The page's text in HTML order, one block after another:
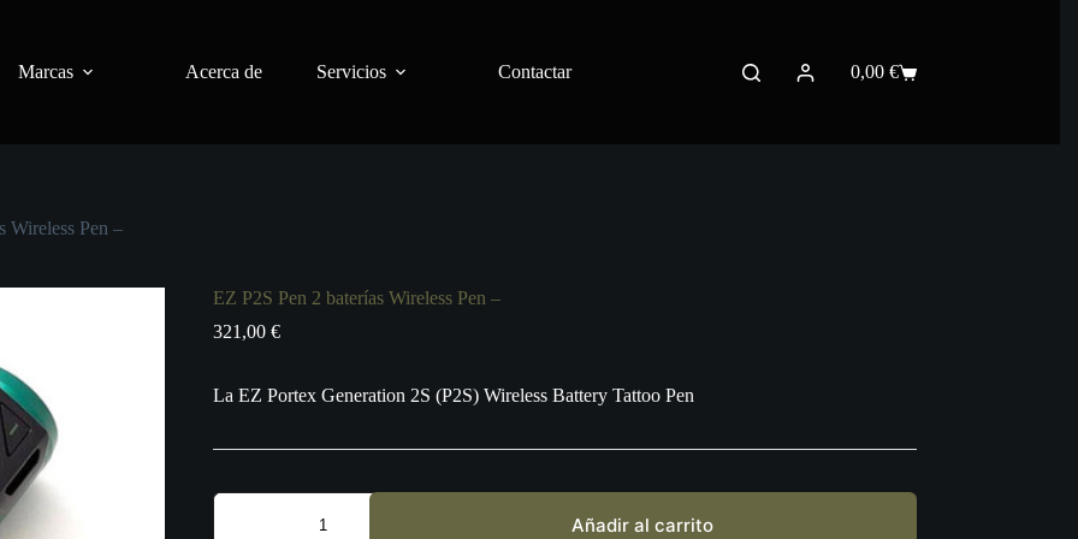
Marcas Acerca de Servicios Contactar
Carro
0,00 €
Wireless Pen –
EZ P2S Pen 2 baterías Wireless Pen –
321,00 €
La EZ Portex Generation 2S (P2S) Wireless Battery Tattoo Pen
EZ
Añadir al carrito